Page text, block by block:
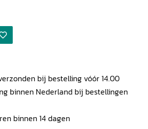
bij bestelling vóór 14.00
binnen Nederland bij bestellingen
binnen 14 dagen